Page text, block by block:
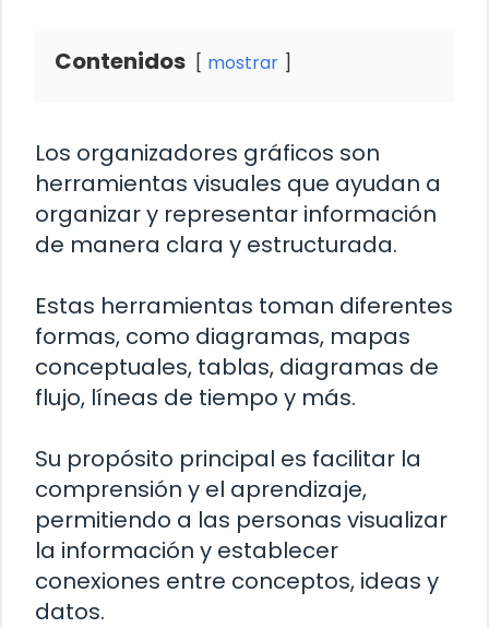
Contenidos mostrar
Los organizadores gráficos son
herramientas visuales que ayudan a
organizar y representar información
de manera clara y estructurada.
Estas herramientas toman diferentes
formas, como diagramas, mapas
conceptuales, tablas, diagramas de
flujo, líneas de tiempo y más.
Su propósito principal es facilitar la
comprensión y el aprendizaje,
permitiendo a las personas visualizar
la información y establecer
conexiones entre conceptos, ideas y
datos.